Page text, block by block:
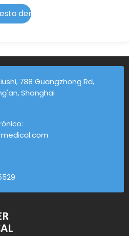
dentro de 2 horas
788 Guangzhong Rd,
Shanghai